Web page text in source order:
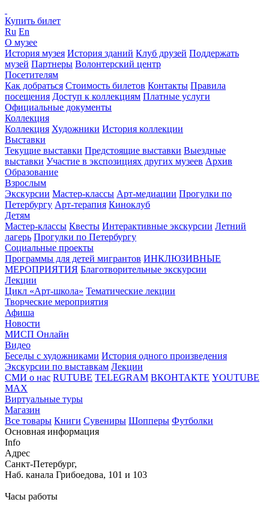
Купить билет
Ru En
О музее
История музея История зданий Клуб друзей Поддержать
музей Партнеры Волонтерский центр
Посетителям
Как добраться Стоимость билетов Контакты Правила
посещения Доступ к коллекциям Платные услуги
Официальные документы
Коллекция
Коллекция Художники История коллекции
Выставки
Текущие выставки Предстоящие выставки Выездные
выставки Участие в экспозициях других музеев Архив
Образование
Взрослым
Экскурсии Мастер-классы Арт-медиации Прогулки по
Петербургу Арт-терапия Киноклуб
Детям
Мастер-классы Квесты Интерактивные экскурсии Летний
лагерь Прогулки по Петербургу
Социальные проекты
Программы для детей мигрантов ИНКЛЮЗИВНЫЕ
МЕРОПРИЯТИЯ Благотворительные экскурсии
Лекции
Цикл «Арт-школа» Тематические лекции
Творческие мероприятия
Афиша
Новости
МИСП Онлайн
Видео
Беседы с художниками История одного произведения
Экскурсии по выставкам Лекции
СМИ о нас RUTUBE TELEGRAM ВКОНТАКТЕ YOUTUBE
MAX
Виртуальные туры
Магазин
Все товары Книги Сувениры Шопперы Футболки
Основная информация
Info
Адрес
Санкт-Петербург,
Наб. канала Грибоедова, 101 и 103
Часы работы